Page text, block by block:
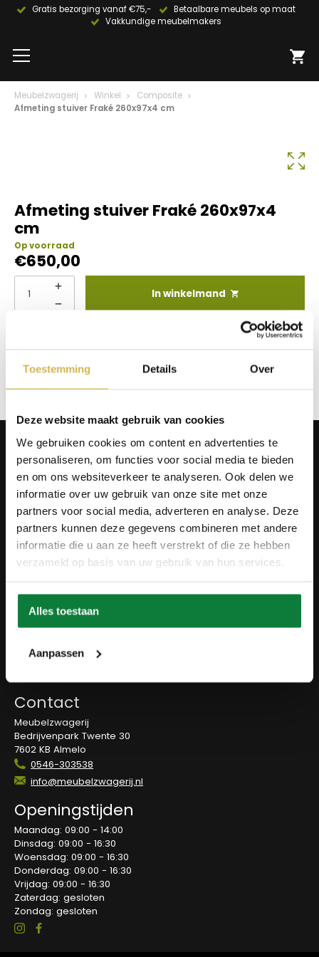
Toestemming Details Over
Deze website maakt gebruik van cookies
We gebruiken cookies om content en advertenties te
personaliseren, om functies voor social media te bieden
en om ons websiteverkeer te analyseren. Ook delen we
informatie over uw gebruik van onze site met onze
partners voor social media, adverteren en analyse. Deze
partners kunnen deze gegevens combineren met andere
informatie die u aan ze heeft verstrekt of die ze hebben
verzameld op basis van uw gebruik van hun services.
Alles toestaan
Aanpassen
Gratis bezorging vanaf €75,-
Betaalbare meubels op maat
Vakkundige meubelmakers
Meubelzwagerij Winkel
Composite
Afmeting stuiver Fraké 260x97x4 cm
Afmeting stuiver Fraké 260x97x4
cm
Op voorraad
€650,00
In winkelmand
Info aanvragen / wensen doorgeven
Op verlanglijstje
Producten
Tafels
Wanddecoratie
Tv-meubels
Onderstellen
Olie en onderhoud
Over ons
Contact
Ons materiaal
Duurzaamheid
Retourbeleid
Overeenkomst herroepen
Contact
Meubelzwagerij
Bedrijvenpark Twente 30
7602 KB Almelo
0546-303538
info@meubelzwagerij.nl
Openingstijden
Maandag: 09:00 - 14:00
Dinsdag: 09:00 - 16:30
Woensdag: 09:00 - 16:30
Donderdag: 09:00 - 16:30
Vrijdag: 09:00 - 16:30
Zaterdag: gesloten
Zondag: gesloten